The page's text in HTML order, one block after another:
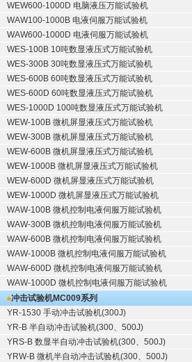
WEW600-1000D 电脑液压万能试验机
WAW100-1000B 电液伺服万能试验机
WAW600-1000D 电液伺服万能试验机
WES-100B 10吨数显液压式万能试验机
WES-300B 30吨数显液压式万能试验机
WES-600B 60吨数显液压式万能试验机
WES-600D 60吨数显液压式万能试验机
WES-1000D 100吨数显液压式万能试验机
WEW-100B 微机屏显液压式万能试验机
WEW-300B 微机屏显液压式万能试验机
WEW-600B 微机屏显液压式万能试验机
WEW-1000B 微机屏显液压式万能试验机
WEW-600D 微机屏显液压式万能试验机
WEW-1000D 微机屏显液压式万能试验机
WAW-100B 微机控制电液伺服万能试验机
WAW-300B 微机控制电液伺服万能试验机
WAW-600B 微机控制电液伺服万能试验机
WAW-1000B 微机控制电液伺服万能试验机
WAW-600D 微机控制电液伺服万能试验机
WAW-1000D 微机控制电液伺服万能试验机
冲击试验机MC009系列
YR-1530 手动冲击试验机(300J)
YR-B 半自动冲击试验机(300、500J)
YRS-B 数显半自动冲击试验机(300、500J)
YRW-B 微机半自动冲击试验机(300、500J)